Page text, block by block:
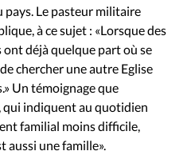
pays. Le pasteur militaire
à ce sujet : «Lorsque des
déjà quelque part où se
chercher une autre Eglise
Un témoignage que
qui indiquent au quotidien
familial moins difficile,
aussi une famille».